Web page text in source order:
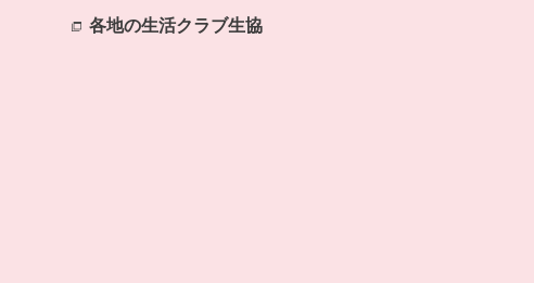
各地の生活クラブ生協